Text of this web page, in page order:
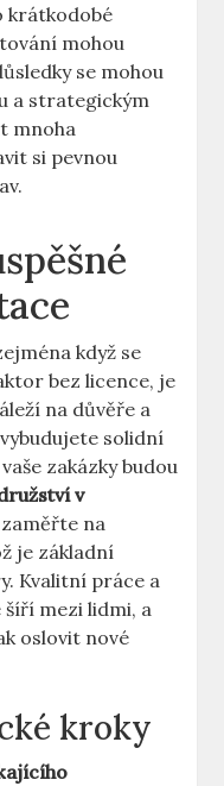
krátkodobé
mohou
se mohou
a strategickým
mnoha
si pevnou
když se
bez licence, je
na důvěře a
solidní
zakázky budou
v
na
je základní
Kvalitní práce a
mezi lidmi, a
oslovit nové
kroky